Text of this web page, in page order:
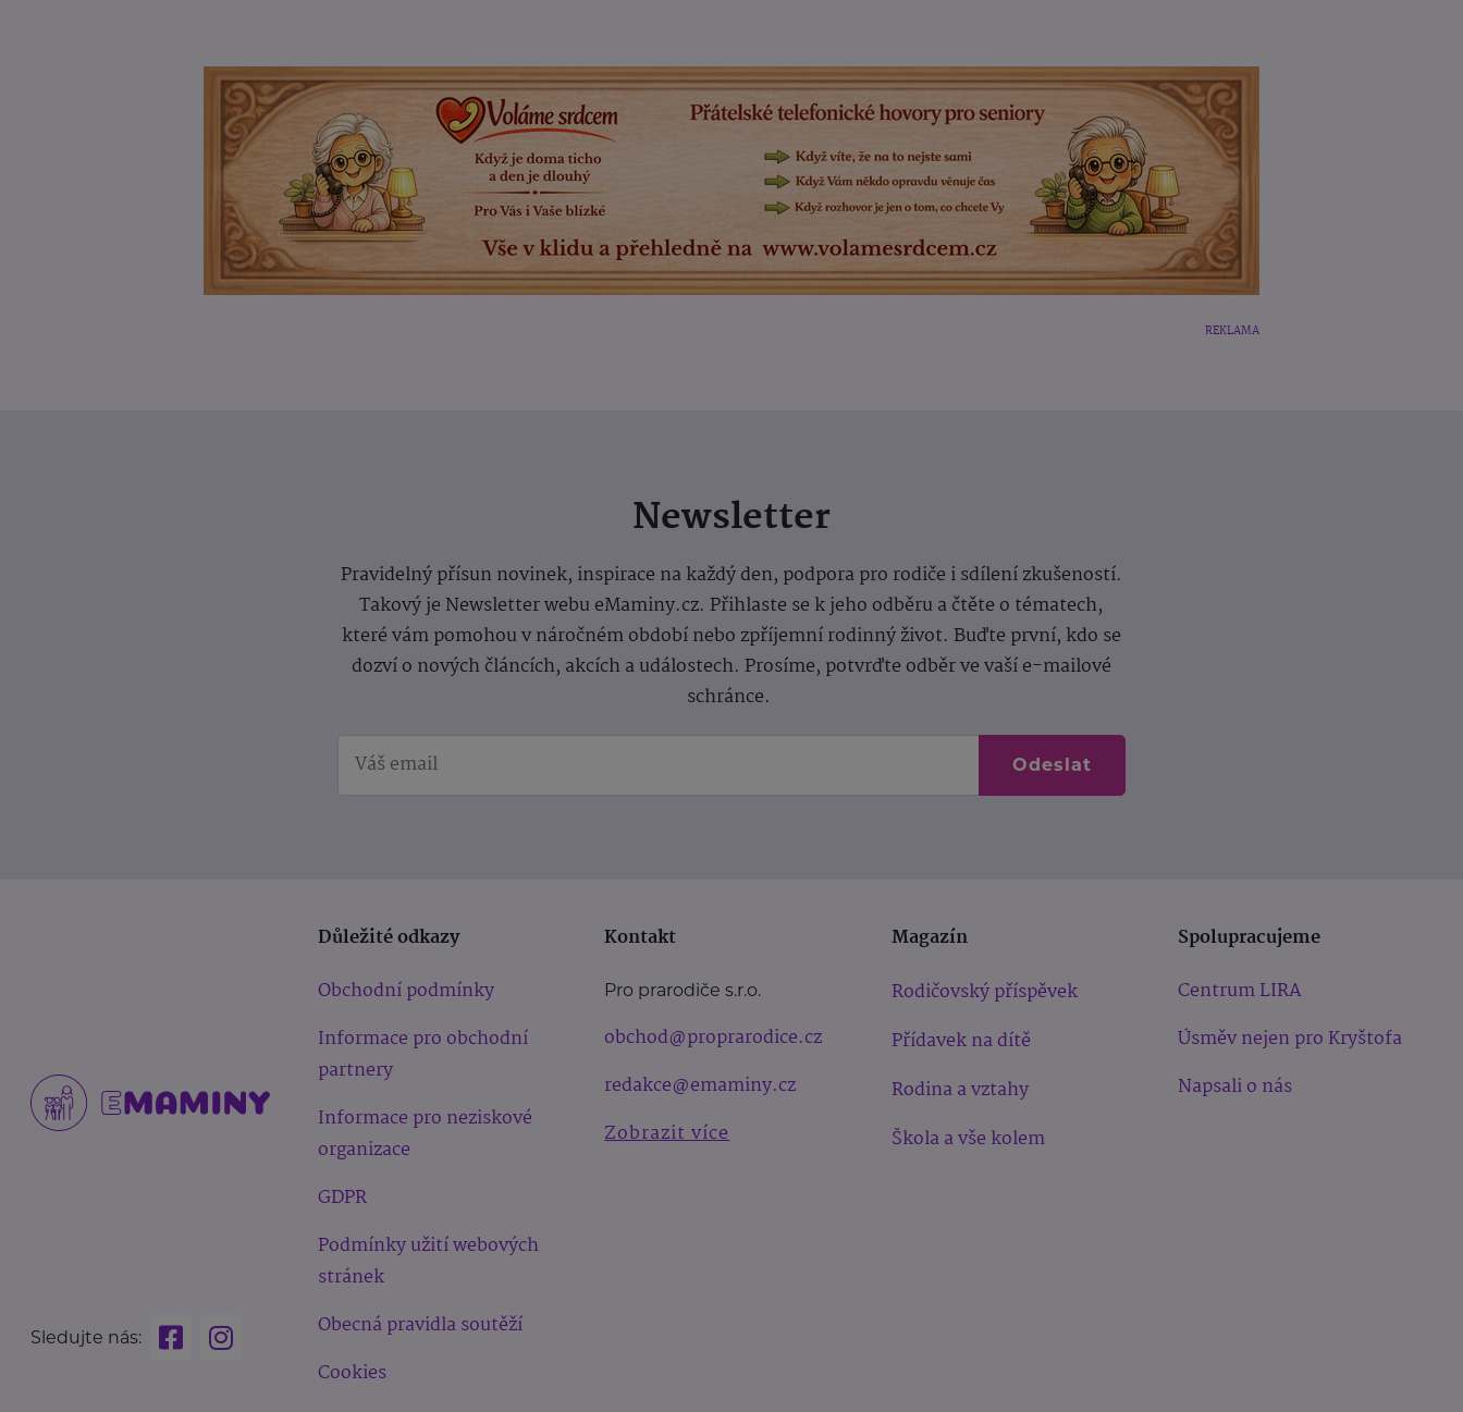
REKLAMA
Newsletter
Pravidelný přísun novinek, inspirace na každý den, podpora pro rodiče i sdílení zkušeností.
Takový je Newsletter webu eMaminy.cz. Přihlaste se k jeho odběru a čtěte o tématech,
které vám pomohou v náročném období nebo zpříjemní rodinný život. Buďte první, kdo se
dozví o nových článcích, akcích a událostech. Prosíme, potvrďte odběr ve vaší e-mailové
schránce.
Odeslat
Sledujte nás:
Důležité odkazy
Obchodní podmínky
Informace pro obchodní
partnery
Informace pro neziskové
organizace
GDPR
Podmínky užití webových
stránek
Obecná pravidla soutěží
Cookies
Kontakt
Pro prarodiče s.r.o.
obchod@proprarodice.cz
redakce@emaminy.cz
Zobrazit více
Magazín
Rodičovský příspěvek
Přídavek na dítě
Rodina a vztahy
Škola a vše kolem
Spolupracujeme
Centrum LIRA
Úsměv nejen pro Kryštofa
Napsali o nás